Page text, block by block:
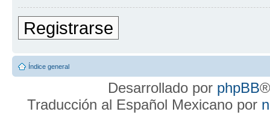
Registrarse
Índice general
Desarrollado por phpBB
Traducción al Español Mexicano por